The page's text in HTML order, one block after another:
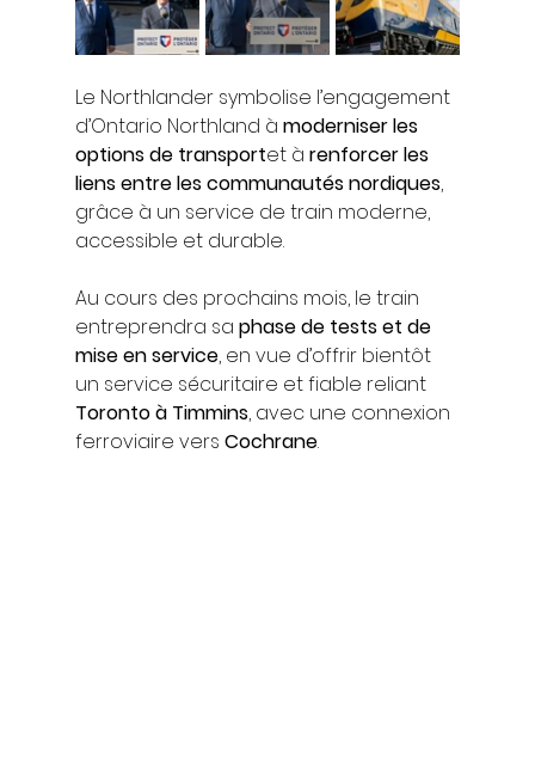
Le Northlander symbolise l’engagement
d’Ontario Northland à moderniser les
options de transportet à renforcer les
liens entre les communautés nordiques,
grâce à un service de train moderne,
accessible et durable.
Au cours des prochains mois, le train
entreprendra sa phase de tests et de
mise en service, en vue d’offrir bientôt
un service sécuritaire et fiable reliant
Toronto à Timmins, avec une connexion
ferroviaire vers Cochrane.